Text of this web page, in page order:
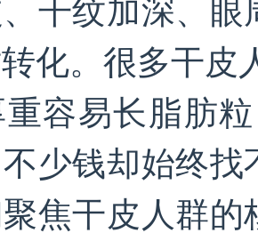
化。很多干皮
容易长脂肪
少钱却始终
焦干皮人群